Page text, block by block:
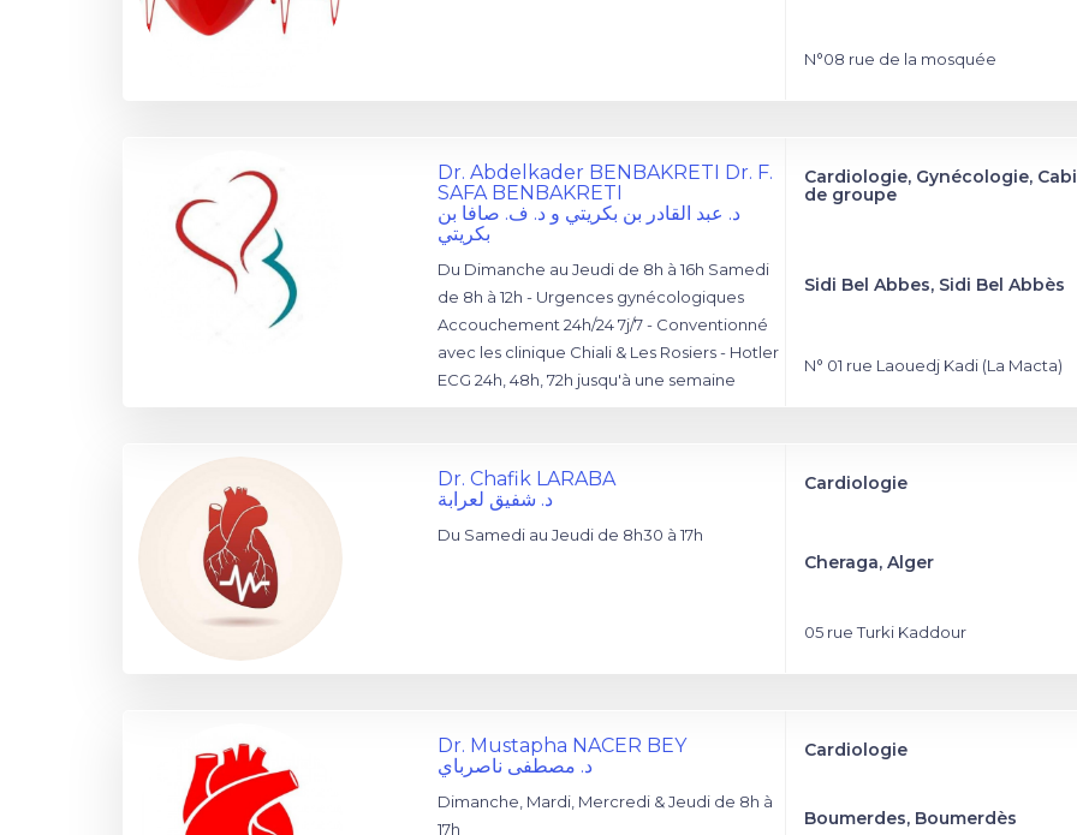
N°08 rue de la mosquée
Dr. Abdelkader BENBAKRETI Dr. F.
SAFA BENBAKRETI
د. عبد القادر بن بكريتي و د. ف. صافا بن
بكريتي
Du Dimanche au Jeudi de 8h à 16h Samedi
de 8h à 12h - Urgences gynécologiques
Accouchement 24h/24 7j/7 - Conventionné
avec les clinique Chiali & Les Rosiers - Hotler
ECG 24h, 48h, 72h jusqu'à une semaine
Cardiologie, Gynécologie,
de groupe
Sidi Bel Abbes, Sidi Bel Abbès
N° 01 rue Laouedj Kadi (La Macta)
Dr. Chafik LARABA
د. شفيق لعرابة
Du Samedi au Jeudi de 8h30 à 17h
Cardiologie
Cheraga, Alger
05 rue Turki Kaddour
Dr. Mustapha NACER BEY
د. مصطفى ناصرباي
Dimanche, Mardi, Mercredi & Jeudi de 8h à
17h
Cardiologie
Boumerdes, Boumerdès